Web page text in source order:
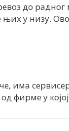
до радног
у низу. Ово
има
фирме у којој